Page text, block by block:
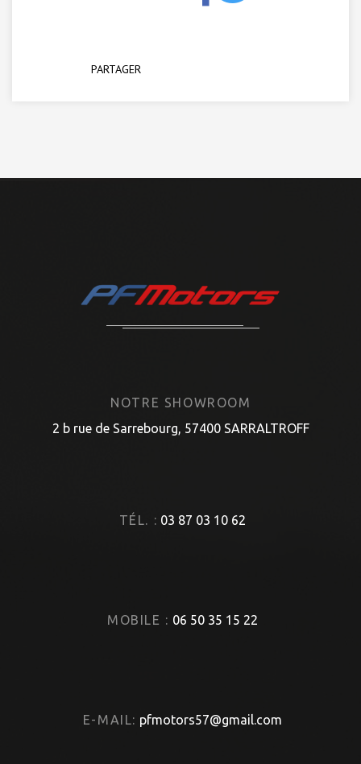
PARTAGER
NOTRE SHOWROOM
2 b rue de Sarrebourg, 57400 SARRALTROFF
TÉL. : 03 87 03 10 62
MOBILE : 06 50 35 15 22
E-MAIL: pfmotors57@gmail.com